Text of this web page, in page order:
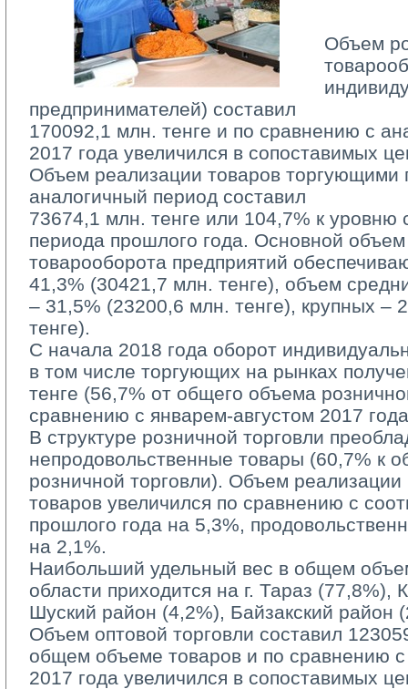
Объем
предпринимателей) составил
170092,1 млн. тенге и по сравнению с
2017 года увеличился в сопоставимых
Объем реализации товаров торгующими
аналогичный период составил
73674,1 млн. тенге или 104,7% к уровню
периода прошлого года. Основной объем
товарооборота предприятий
41,3% (30421,7 млн. тенге), объем
– 31,5% (23200,6 млн. тенге), крупных –
тенге).
С начала 2018 года оборот
в том числе торгующих на рынках
тенге (56,7% от общего объема
сравнению с январем-августом 2017
В структуре розничной торговли
непродовольственные товары (60,7% к
розничной торговли). Объем
товаров увеличился по сравнению с
прошлого года на 5,3%,
на 2,1%.
Наибольший удельный вес в общем
области приходится на г. Тараз (77,8%),
Шуский район (4,2%), Байзакский район
Объем оптовой торговли составил
общем объеме товаров и по сравнению
2017 года увеличился в сопоставимых